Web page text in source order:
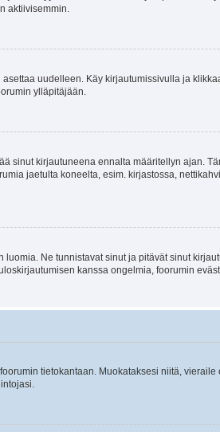
aktiivisemmin.
uudelleen. Käy kirjautumissivulla ja
ylläpitäjään.
sinut kirjautuneena ennalta määritellyn ajan.
jaetulta koneelta, esim. kirjastossa,
luomia. Ne tunnistavat sinut ja pitävät sinut
kanssa ongelmia, foorumin
tietokantaan. Muokataksesi niitä,